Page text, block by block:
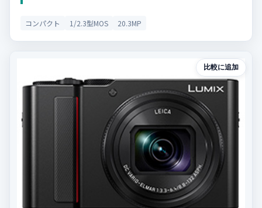
コンパクト 1/2.3型MOS 20.3MP
比較に追加